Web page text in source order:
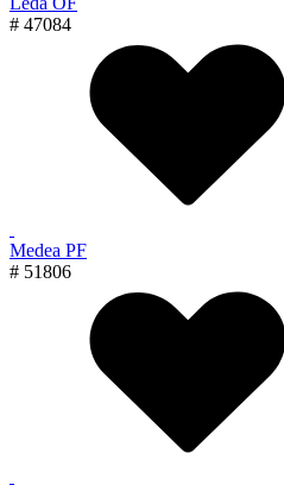
# 47084
Medea PF
# 51806